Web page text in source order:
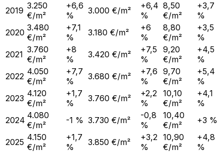
2019 3.250
€/m²
+6,6
%
3.000 €/m²
+6,4
%
8,50
€/m²
+3,7
%
2020 3.480
€/m²
+7,1
%
3.180 €/m²
+6
%
8,80
€/m²
+3,5
%
2021 3.760
€/m²
+8
%
3.420 €/m²
+7,5
%
9,20
€/m²
+4,5
%
2022 4.050
€/m²
+7,7
%
3.680 €/m²
+7,6
%
9,70
€/m²
+5,4
%
2023 4.120
€/m²
+1,7
%
3.760 €/m²
+2,2
%
10,10
€/m²
+4,1
%
2024 4.080
€/m²
-1 % 3.730 €/m²
-0,8
%
10,40
€/m²
+3 %
2025 4.150
€/m²
+1,7
%
3.850 €/m²
+3,2
%
10,90
€/m²
+4,8
%